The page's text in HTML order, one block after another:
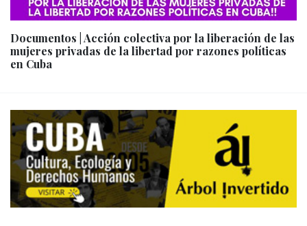
Documentos | Acción colectiva por la liberación de las
mujeres privadas de la libertad por razones políticas
en Cuba